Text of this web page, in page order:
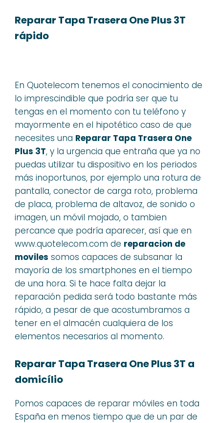
Reparar Tapa Trasera One Plus 3T
rápido
En Quotelecom tenemos el conocimiento de
lo imprescindible que podría ser que tu
tengas en el momento con tu teléfono y
mayormente en el hipotético caso de que
necesites una Reparar Tapa Trasera One
Plus 3T, y la urgencia que entraña que ya no
puedas utilizar tu dispositivo en los periodos
más inoportunos, por ejemplo una rotura de
pantalla, conector de carga roto, problema
de placa, problema de altavoz, de sonido o
imagen, un móvil mojado, o tambien
percance que podría aparecer, así que en
www.quotelecom.com de reparacion de
moviles somos capaces de subsanar la
mayoría de los smartphones en el tiempo
de una hora. Si te hace falta dejar la
reparación pedida será todo bastante más
rápido, a pesar de que acostumbramos a
tener en el almacén cualquiera de los
elementos necesarios al momento.
Reparar Tapa Trasera One Plus 3T a
domicílio
Pomos capaces de reparar móviles en toda
España en menos tiempo que de un par de